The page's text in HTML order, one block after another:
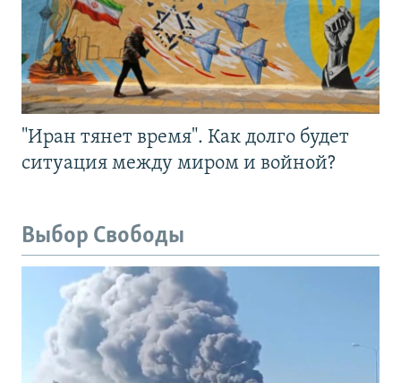
"Иран тянет время". Как долго будет
ситуация между миром и войной?
Выбор Свободы